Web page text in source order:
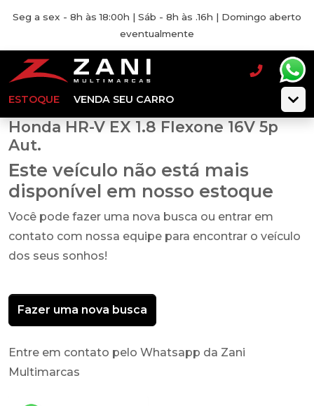
Seg a sex - 8h às 18:00h | Sáb - 8h às .16h | Domingo aberto
eventualmente
ESTOQUE VENDA SEU CARRO
Honda HR-V EX 1.8 Flexone 16V 5p
Aut.
Este veículo não está mais
disponível em nosso estoque
Você pode fazer uma nova busca ou entrar em
contato com nossa equipe para encontrar o veículo
dos seus sonhos!
Fazer uma nova busca
Entre em contato pelo Whatsapp da Zani
Multimarcas